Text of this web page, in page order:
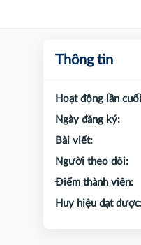
Thông tin
Hoạt động lần
Ngày đăng ký:
Bài viết:
Người theo dõi:
Điểm thành viên:
Huy hiệu đạt